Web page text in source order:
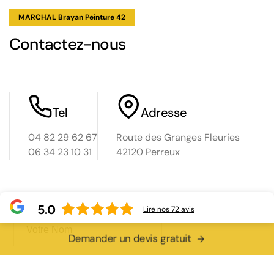
MARCHAL Brayan Peinture 42
Contactez-nous
Tel
04 82 29 62 67
06 34 23 10 31
Adresse
Route des Granges Fleuries
42120 Perreux
Nom
Demander un devis gratuit
5.0 Lire nos72avis